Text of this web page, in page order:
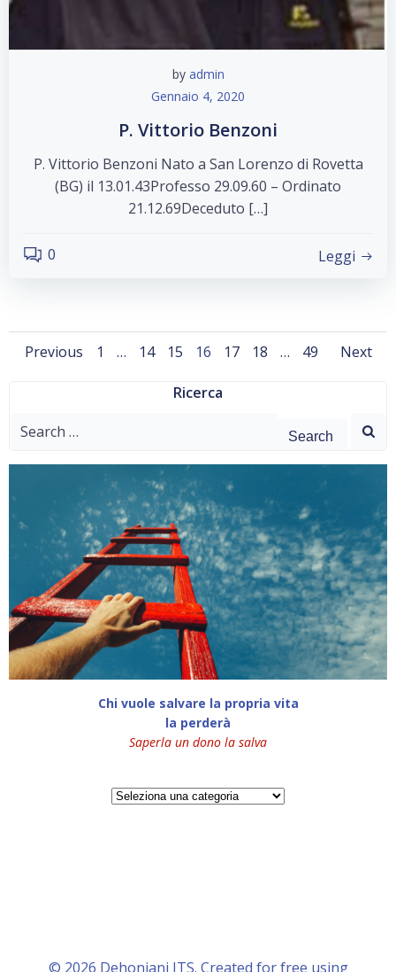
by admin
Gennaio 4, 2020
P. Vittorio Benzoni
P. Vittorio Benzoni Nato a San Lorenzo di Rovetta
(BG) il 13.01.43Professo 29.09.60 – Ordinato
21.12.69Deceduto […]
0 Leggi
Posts
navigation
Previous
Posts
navigation
Page
1 … Page
14 Page
15 Page
16 Page
17 Page
18 … Page
49 Next
Ricerca
Search
Chi vuole salvare la propria vita
la perderà
Saperla un dono la salva
Categorie
© 2026 Dehoniani ITS. Created for free using